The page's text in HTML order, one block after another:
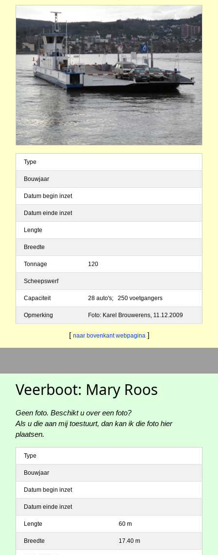
Type
Bouwjaar
Datum begin inzet
Datum einde inzet
Lengte
Breedte
Tonnage 120
Scheepswerf
Capaciteit 28 auto's; 250 voetgangers
Opmerking Foto: Karel Brouwerens, 11.12.2009
[ naar bovenkant webpagina ]
Veerboot: Mary Roos
Geen foto. Beschikt u over een foto?
Als u die aan mij toestuurt, dan kan ik die foto hier
plaatsen.
Type
Bouwjaar
Datum begin inzet
Datum einde inzet
Lengte 60 m
Breedte 17.40 m